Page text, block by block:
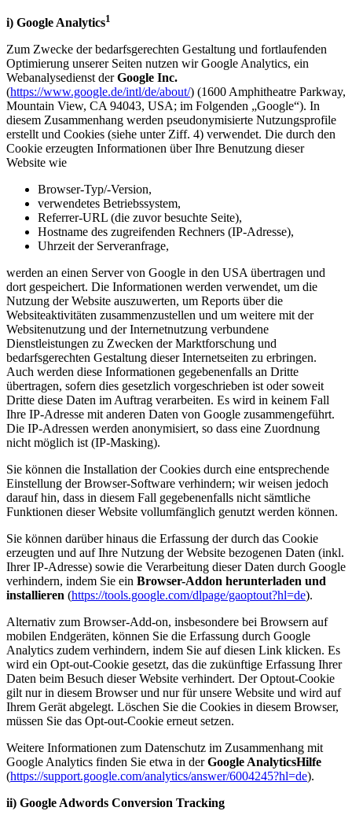
i) Google Analytics1
Zum Zwecke der bedarfsgerechten Gestaltung und fortlaufenden
Optimierung unserer Seiten nutzen wir Google Analytics, ein
Webanalysedienst derGoogle Inc.
(https://www.google.de/intl/de/about/) (1600 Amphitheatre Parkway,
Mountain View, CA 94043, USA; im Folgenden „Google“). In
diesem Zusammenhang werden pseudonymisierte Nutzungsprofile
erstellt und Cookies (siehe unter Ziff. 4) verwendet. Die durch den
Cookie erzeugten Informationen über Ihre Benutzung dieser
Website wie
Browser-Typ/-Version,
verwendetes Betriebssystem,
Referrer-URL (die zuvor besuchte Seite),
Hostname des zugreifenden Rechners (IP-Adresse),
Uhrzeit der Serveranfrage,
werden an einen Server von Google in den USA übertragen und
dort gespeichert. Die Informationen werden verwendet, um die
Nutzung der Website auszuwerten, um Reports über die
Websiteaktivitäten zusammenzustellen und um weitere mit der
Websitenutzung und der Internetnutzung verbundene
Dienstleistungen zu Zwecken der Marktforschung und
bedarfsgerechten Gestaltung dieser Internetseiten zu erbringen.
Auch werden diese Informationen gegebenenfalls an Dritte
übertragen, sofern dies gesetzlich vorgeschrieben ist oder soweit
Dritte diese Daten im Auftrag verarbeiten. Es wird in keinem Fall
Ihre IP-Adresse mit anderen Daten von Google zusammengeführt.
Die IP-Adressen werden anonymisiert, so dass eine Zuordnung
nicht möglich ist (IP-Masking).
Sie können die Installation der Cookies durch eine entsprechende
Einstellung der Browser-Software verhindern; wir weisen jedoch
darauf hin, dass in diesem Fall gegebenenfalls nicht sämtliche
Funktionen dieser Website vollumfänglich genutzt werden können.
Sie können darüber hinaus die Erfassung der durch das Cookie
erzeugten und auf Ihre Nutzung der Website bezogenen Daten (inkl.
Ihrer IP-Adresse) sowie die Verarbeitung dieser Daten durch Google
verhindern, indem Sie ein Browser-Addon herunterladen und
installieren (https://tools.google.com/dlpage/gaoptout?hl=de).
Alternativ zum Browser-Add-on, insbesondere bei Browsern auf
mobilen Endgeräten, können Sie die Erfassung durch Google
Analytics zudem verhindern, indem Sie auf diesen Link klicken. Es
wird ein Opt-out-Cookie gesetzt, das die zukünftige Erfassung Ihrer
Daten beim Besuch dieser Website verhindert. Der Optout-Cookie
gilt nur in diesem Browser und nur für unsere Website und wird auf
Ihrem Gerät abgelegt. Löschen Sie die Cookies in diesem Browser,
müssen Sie das Opt-out-Cookie erneut setzen.
Weitere Informationen zum Datenschutz im Zusammenhang mit
Google Analytics finden Sie etwa in derGoogle AnalyticsHilfe
(https://support.google.com/analytics/answer/6004245?hl=de).
ii) Google Adwords Conversion Tracking